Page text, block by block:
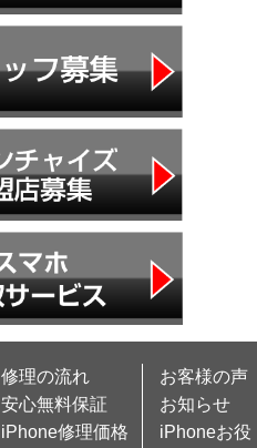
修理の流れ
安心無料保証
iPhone修理価格
お客様の声
お知らせ
iPhoneお役